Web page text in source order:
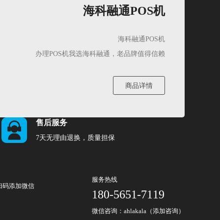
海科融通POS机
海科融通POS机
办理POS机我选海科融通，老品牌值得信赖
商品详情
售后服务
7天无理由退换，质量担保
码添加微信
服务热线
180-5651-7119
微信咨询：ahlakala（添加咨询）